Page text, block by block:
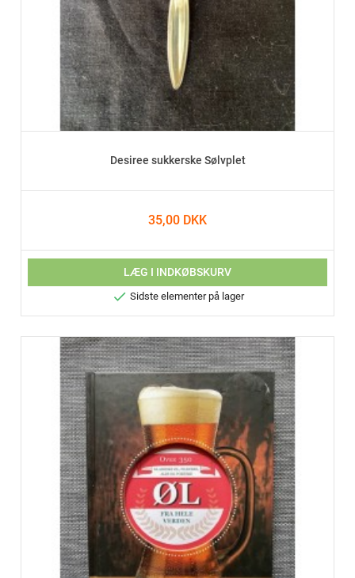
Desiree sukkerske Sølvplet
35,00 DKK
LÆG I INDKØBSKURV
 Sidste elementer på lager